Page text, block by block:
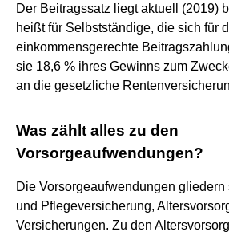
Der Beitragssatz liegt aktuell (2019)
heißt für Selbstständige, die sich für
einkommensgerechte
sie 18,6 % ihres Gewinns zum
an die gesetzliche
Was zählt alles zu den
Vorsorgeaufwendungen?
Die Vorsorgeaufwendungen
und Pflegeversicherung,
Versicherungen. Zu den